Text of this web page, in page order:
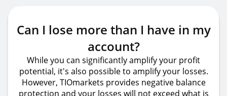
Can I lose more than I have in my
account?
While you can significantly amplify your profit
potential, it's also possible to amplify your losses.
However, TIOmarkets provides negative balance
protection and your losses will not exceed what is